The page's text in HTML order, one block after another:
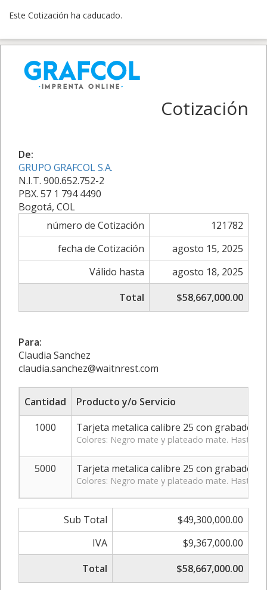
Este Cotización ha caducado.
Cotización
De:
GRUPO GRAFCOL S.A.
N.I.T. 900.652.752-2
PBX. 57 1 794 4490
Bogotá, COL
número de Cotización
121782
fecha de Cotización
agosto 15, 2025
Válido hasta
agosto 18, 2025
Total
$58,667,000.00
Para:
Claudia Sanchez
claudia.sanchez@waitnrest.com
Cantidad
Producto y/o Servicio
1000
Tarjeta metalica calibre 25 con grabado
Colores: Negro mate y plateado mate. Hasta 2
5000 Tarjeta metalica calibre 25 con grabado
Colores: Negro mate y plateado mate. Hasta 2
Sub Total
$49,300,000.00
IVA
$9,367,000.00
Total
$58,667,000.00